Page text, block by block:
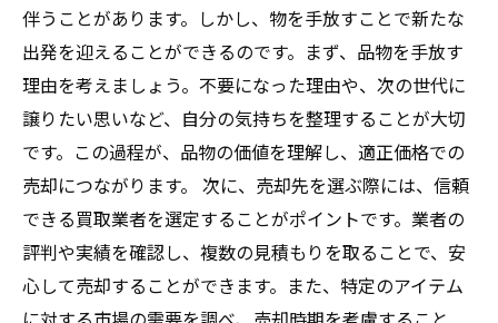
伴うことがあります。しかし、物を手放すことで新たな
出発を迎えることができるのです。まず、品物を手放す
理由を考えましょう。不要になった理由や、次の世代に
譲りたい思いなど、自分の気持ちを整理することが大切
です。この過程が、品物の価値を理解し、適正価格での
売却につながります。 次に、売却先を選ぶ際には、信頼
できる買取業者を選定することがポイントです。業者の
評判や実績を確認し、複数の見積もりを取ることで、安
心して売却することができます。また、特定のアイテム